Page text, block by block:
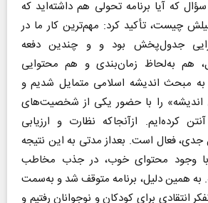
که آیا برنامه تحولی هم داشته‌اید که
چیست، تأکید کرد: مهم‌ترین کار ما در
جدول‌پخش بود و و چندین دفعه
هم به‌لحاظ زمان‌بندی و هم محتوایی
به مبحث اندیشه اسلامی متمایل شدیم و
اندیشه» را با حضور یکی از شخصیت‌های
کرده‌ایم. ازآنجاکه نظارت و ارزیابی
فعال است. بعداز مدتی به این نتیجه
با وجود محتوای خوب، در جذب مخاطب
به همین دلیل، برنامه متوقف شد و به‌سمت
انتقادی برای کودکان و نوجوانان رفتیم و